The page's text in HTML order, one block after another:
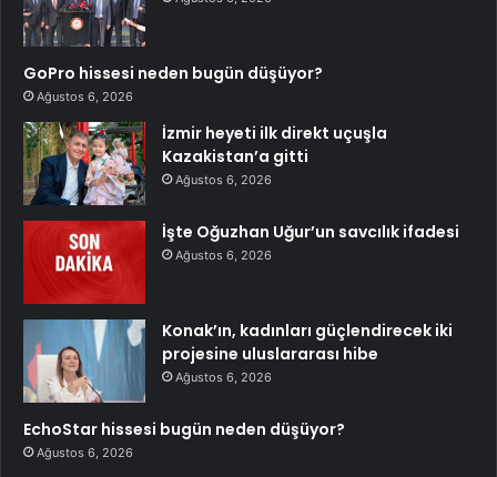
GoPro hissesi neden bugün düşüyor?
Ağustos 6, 2026
İzmir heyeti ilk direkt uçuşla
Kazakistan’a gitti
Ağustos 6, 2026
İşte Oğuzhan Uğur’un savcılık ifadesi
Ağustos 6, 2026
Konak’ın, kadınları güçlendirecek iki
projesine uluslararası hibe
Ağustos 6, 2026
EchoStar hissesi bugün neden düşüyor?
Ağustos 6, 2026